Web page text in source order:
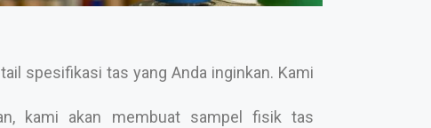
spesifikasi tas yang Anda inginkan. Kami
kami akan membuat sampel fisik tas